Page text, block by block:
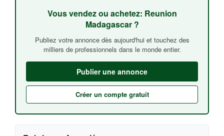
Vous vendez ou achetez: Reunion
Madagascar ?
Publiez votre annonce dès aujourd'hui et touchez des
milliers de professionnels dans le monde entier.
Publier une annonce
Créer un compte gratuit